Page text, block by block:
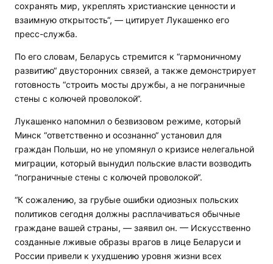
сохранять мир, укреплять христианские ценности и
взаимную открытость“, — цитирует Лукашенко его
пресс-служба.
По его словам, Беларусь стремится к “гармоничному
развитию“ двусторонних связей, а также демонстрирует
готовность “строить мосты дружбы, а не пограничные
стены с колючей проволокой“.
Лукашенко напомнил о безвизовом режиме, который
Минск “ответственно и осознанно“ установил для
граждан Польши, но не упомянул о кризисе нелегальной
миграции, который вынудил польские власти возводить
“пограничные стены с колючей проволокой“.
“К сожалению, за грубые ошибки одиозных польских
политиков сегодня должны расплачиваться обычные
граждане вашей страны, — заявил он. — Искусственно
созданные лживые образы врагов в лице Беларуси и
России привели к ухудшению уровня жизни всех